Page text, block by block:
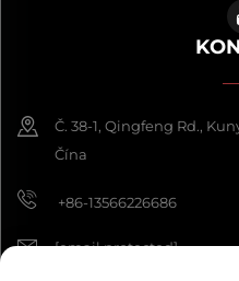
Č. 38-1, Qingfeng Rd.,
Čína
+86-13566226686
[email protected]